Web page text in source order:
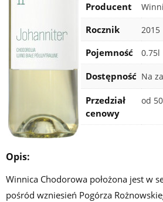
Producent
Rocznik 2015
Pojemność 0.75l
Certyfikaty
Dostępność Na
Przedział
cenowy
od
Opis:
Winnica Chodorowa położona jest w
pośród wzniesień Pogórza